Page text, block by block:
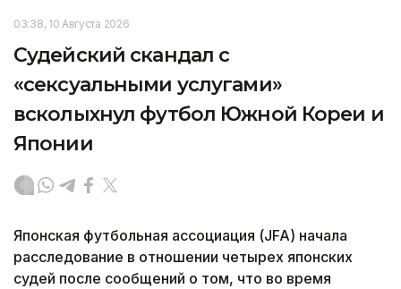
03:38, 10 Августа 2026
Судейский скандал с
«сексуальными услугами»
всколыхнул футбол Южной Кореи и
Японии
Японская футбольная ассоциация (JFA) начала
расследование в отношении четырех японских
судей после сообщений о том, что во время